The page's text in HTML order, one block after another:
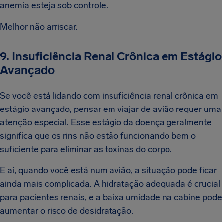
anemia esteja sob controle.
Melhor não arriscar.
9. Insuficiência Renal Crônica em Estágio
Avançado
Se você está lidando com insuficiência renal crônica em
estágio avançado, pensar em viajar de avião requer uma
atenção especial. Esse estágio da doença geralmente
significa que os rins não estão funcionando bem o
suficiente para eliminar as toxinas do corpo.
E aí, quando você está num avião, a situação pode ficar
ainda mais complicada. A hidratação adequada é crucial
para pacientes renais, e a baixa umidade na cabine pode
aumentar o risco de desidratação.